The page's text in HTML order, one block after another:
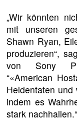
„Wir könnten
mit unseren
Shawn Ryan,
produzieren“,
von Sony
“«American
Heldentaten
indem es
stark nachhallen.“